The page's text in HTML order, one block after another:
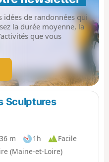
angevine, terme du
idées de randonnées qui
la durée moyenne, la
que vous
Sculptures
m 1h
Facile
(Maine-et-Loire)